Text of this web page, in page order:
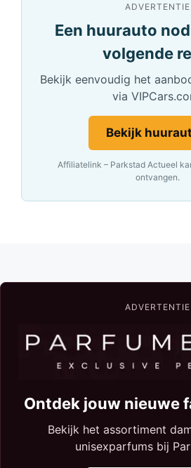
ADVERTENTIE
Een huurauto
volgende
Bekijk eenvoudig het
via
Bekijk
Affiliatelink – Parkstad Actueel
ontvangen.
ADVERTENTIE
Ontdek jouw nieuwe
Bekijk het assortiment
unisexparfums bij